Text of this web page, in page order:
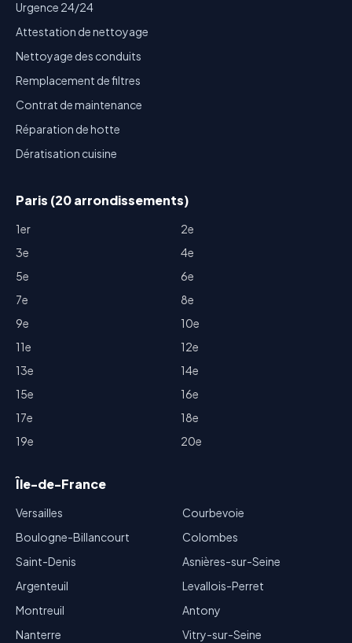
Urgence 24/24
Attestation de nettoyage
Nettoyage des conduits
Remplacement de filtres
Contrat de maintenance
Réparation de hotte
Dératisation cuisine
Paris (20 arrondissements)
1er
2e
3e
4e
5e
6e
7e
8e
9e
10e
11e
12e
13e
14e
15e
16e
17e
18e
19e
20e
Île-de-France
Versailles
Boulogne-Billancourt
Saint-Denis
Argenteuil
Montreuil
Nanterre
Courbevoie
Colombes
Asnières-sur-Seine
Levallois-Perret
Antony
Vitry-sur-Seine